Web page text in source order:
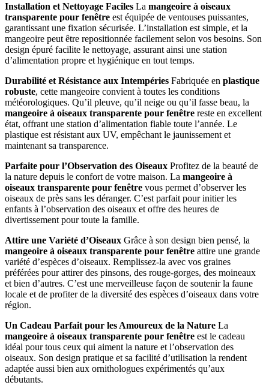
Installation et Nettoyage Faciles La mangeoire à oiseaux
transparente pour fenêtre est équipée de ventouses puissantes,
garantissant une fixation sécurisée. L’installation est simple, et la
mangeoire peut être repositionnée facilement selon vos besoins. Son
design épuré facilite le nettoyage, assurant ainsi une station
d’alimentation propre et hygiénique en tout temps.
Durabilité et Résistance aux Intempéries Fabriquée en plastique
robuste, cette mangeoire convient à toutes les conditions
météorologiques. Qu’il pleuve, qu’il neige ou qu’il fasse beau, la
mangeoire à oiseaux transparente pour fenêtre reste en excellent
état, offrant une station d’alimentation fiable toute l’année. Le
plastique est résistant aux UV, empêchant le jaunissement et
maintenant sa transparence.
Parfaite pour l’Observation des Oiseaux Profitez de la beauté de
la nature depuis le confort de votre maison. La mangeoire à
oiseaux transparente pour fenêtre vous permet d’observer les
oiseaux de près sans les déranger. C’est parfait pour initier les
enfants à l’observation des oiseaux et offre des heures de
divertissement pour toute la famille.
Attire une Variété d’Oiseaux Grâce à son design bien pensé, la
mangeoire à oiseaux transparente pour fenêtre attire une grande
variété d’espèces d’oiseaux. Remplissez-la avec vos graines
préférées pour attirer des pinsons, des rouge-gorges, des moineaux
et bien d’autres. C’est une merveilleuse façon de soutenir la faune
locale et de profiter de la diversité des espèces d’oiseaux dans votre
région.
Un Cadeau Parfait pour les Amoureux de la Nature La
mangeoire à oiseaux transparente pour fenêtre est le cadeau
idéal pour tous ceux qui aiment la nature et l’observation des
oiseaux. Son design pratique et sa facilité d’utilisation la rendent
adaptée aussi bien aux ornithologues expérimentés qu’aux
débutants.